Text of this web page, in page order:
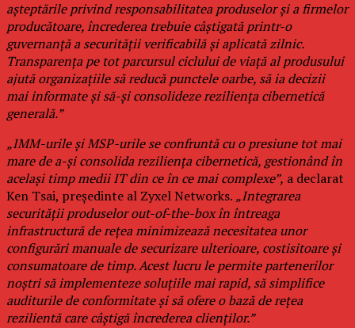
așteptările privind responsabilitatea produselor și a firmelor
producătoare, încrederea trebuie câștigată printr-o
guvernanță a securității verificabilă și aplicată zilnic.
Transparența pe tot parcursul ciclului de viață al produsului
ajută organizațiile să reducă punctele oarbe, să ia decizii
mai informate și să-și consolideze reziliența cibernetică
generală.”
„IMM-urile și MSP-urile se confruntă cu o presiune tot mai
mare de a-și consolida reziliența cibernetică, gestionând în
același timp medii IT din ce în ce mai complexe”, a declarat
Ken Tsai, președinte al Zyxel Networks. „Integrarea
securității produselor out-of-the-box în întreaga
infrastructură de rețea minimizează necesitatea unor
configurări manuale de securizare ulterioare, costisitoare și
consumatoare de timp. Acest lucru le permite partenerilor
noștri să implementeze soluțiile mai rapid, să simplifice
auditurile de conformitate și să ofere o bază de rețea
rezilientă care câștigă încrederea clienților.”